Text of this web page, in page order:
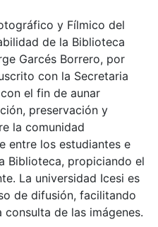
y Fílmico del
de la Biblioteca
Garcés Borrero, por
con la Secretaria
el fin de aunar
preservación y
la comunidad
entre los estudiantes e
Biblioteca, propiciando el
La universidad Icesi es
de difusión, facilitando
de las imágenes.